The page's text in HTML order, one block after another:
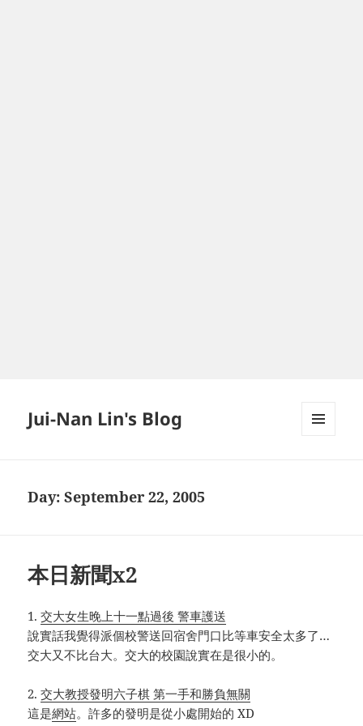
Jui-Nan Lin's Blog
Day:September 22, 2005
本日新聞x2
1.交大女生晚上十一點過後 警車護送
說實話我覺得派個校警送回宿舍門口比等車安全太多了…
交大又不比台大。交大的校園說實在是很小的。
2.交大教授發明六子棋 第一手和勝負無關
這是網站。許多的發明是從小處開始的 XD